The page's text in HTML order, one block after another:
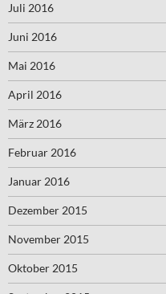
Juli 2016
Juni 2016
Mai 2016
April 2016
März 2016
Februar 2016
Januar 2016
Dezember 2015
November 2015
Oktober 2015